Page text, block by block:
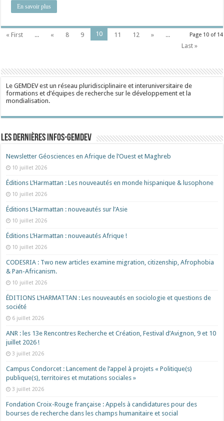
En savoir plus
Page 10 of 14
« First ... « 8 9 10 11 12 »
...
Last »
Le GEMDEV est un réseau pluridisciplinaire et interuniversitaire de
formations et d’équipes de recherche sur le développement et la
mondialisation.
Les dernières Infos-Gemdev
Newsletter Géosciences en Afrique de l’Ouest et Maghreb
10 juillet 2026
Éditions L’Harmattan : Les nouveautés en monde hispanique & lusophone
10 juillet 2026
Éditions L’Harmattan : nouveautés sur l’Asie
10 juillet 2026
Éditions L’Harmattan : nouveautés Afrique !​
10 juillet 2026
CODESRIA : Two new articles examine migration, citizenship, Afrophobia
& Pan-Africanism.
10 juillet 2026
ÉDITIONS L’HARMATTAN : Les nouveautés en sociologie et questions de
société
6 juillet 2026
ANR : les 13e Rencontres Recherche et Création, Festival d’Avignon, 9 et 10
juillet 2026 !
3 juillet 2026
Campus Condorcet : Lancement de l’appel à projets « Politique(s)
publique(s), territoires et mutations sociales »
3 juillet 2026
Fondation Croix-Rouge française : Appels à candidatures pour des
bourses de recherche dans les champs humanitaire et social